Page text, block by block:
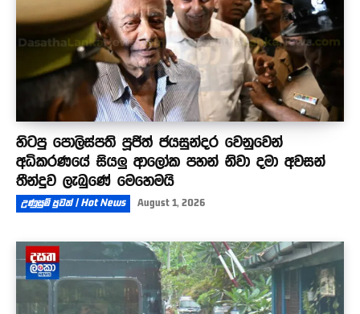
හිටපු පොලිස්පති පූජිත් ජයසුන්දර වෙනුවෙන්
අධිකරණයේ සියලු ආලෝක පහන් නිවා දමා අවසන්
තීන්දුව ලැබුණේ මෙහෙමයි
උණුසුම් පුවත් | Hot News August 1, 2026